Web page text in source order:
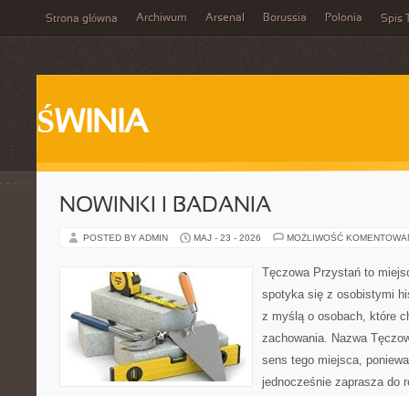
Strona główna Archiwum Arsenal Borussia Polonia Spis
ŚWINIA
NOWINKI I BADANIA
POSTED BY ADMIN MAJ - 23 - 2026 MOŻLIWOŚĆ
Tęczowa Przystań to
spotyka się z osobistymi
z myślą o osobach, które
zachowania. Nazwa
sens tego miejsca,
jednocześnie zaprasza do